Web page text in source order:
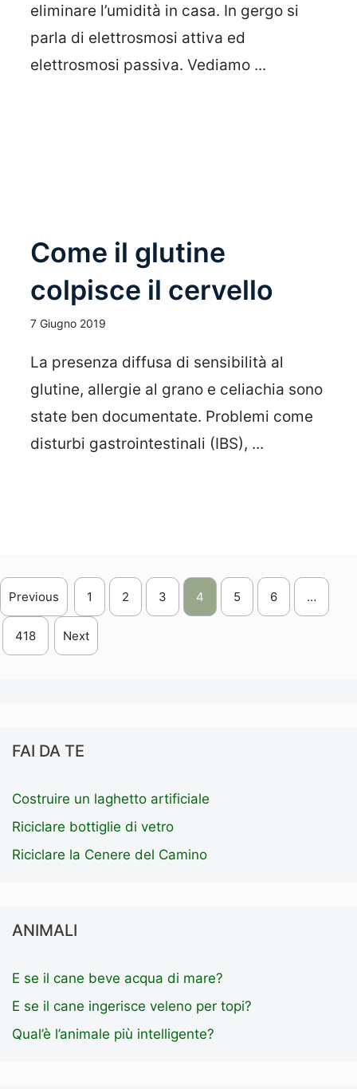
eliminare l’umidità in casa. In gergo si
parla di elettrosmosi attiva ed
elettrosmosi passiva. Vediamo ...
Come il glutine
colpisce il cervello
7 Giugno 2019
La presenza diffusa di sensibilità al
glutine, allergie al grano e celiachia sono
state ben documentate. Problemi come
disturbi gastrointestinali (IBS), ...
Previous 1 2 3 4 5 6 …
418 Next
FAI DA TE
Costruire un laghetto artificiale
Riciclare bottiglie di vetro
Riciclare la Cenere del Camino
ANIMALI
E se il cane beve acqua di mare?
E se il cane ingerisce veleno per topi?
Qual’è l’animale più intelligente?